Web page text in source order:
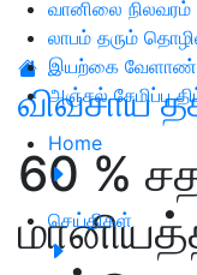
வானிலை நிலவரம்
லாபம் தரும்
இயற்கை
அஞ்சல் சேமிப்பு
Home
செய்திகள்
விவசாய
60 %